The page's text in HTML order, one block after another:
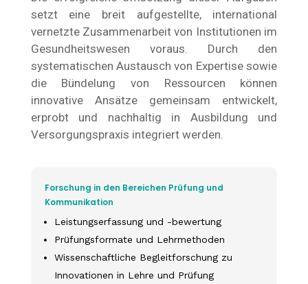
setzt eine breit aufgestellte, international
vernetzte Zusammenarbeit von Institutionen im
Gesundheitswesen voraus. Durch den
systematischen Austausch von Expertise sowie
die Bündelung von Ressourcen können
innovative Ansätze gemeinsam entwickelt,
erprobt und nachhaltig in Ausbildung und
Versorgungspraxis integriert werden.
Forschung in den Bereichen Prüfung und
Kommunikation
Leistungserfassung und -bewertung
Prüfungsformate und Lehrmethoden
Wissenschaftliche Begleitforschung zu
Innovationen in Lehre und Prüfung